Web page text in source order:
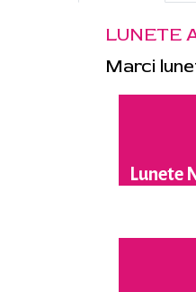
LUNETE
Marci
Lunete